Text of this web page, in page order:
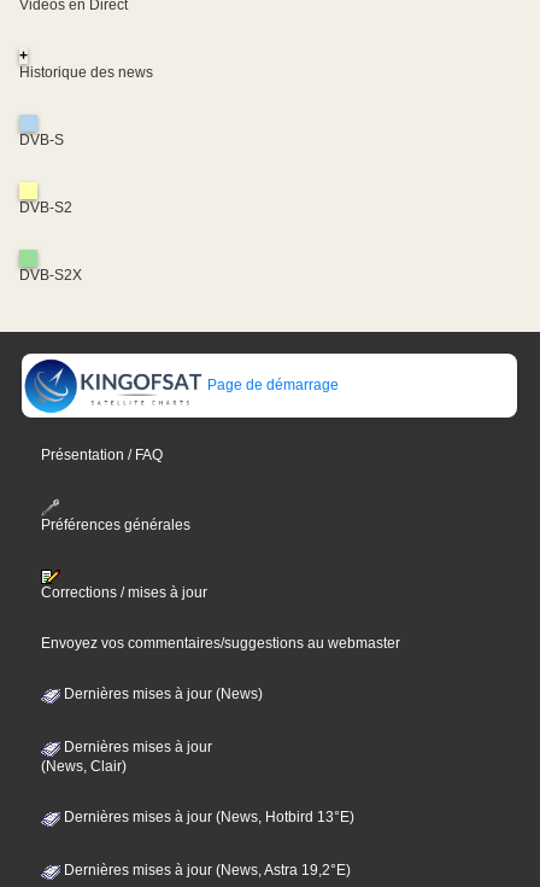
Vidéos en Direct
+
Historique des news
DVB-S
DVB-S2
DVB-S2X
Page de démarrage
Présentation / FAQ
Préférences générales
Corrections / mises à jour
Envoyez vos commentaires/suggestions au webmaster
Dernières mises à jour (News)
Dernières mises à jour
(News, Clair)
Dernières mises à jour (News, Hotbird 13°E)
Dernières mises à jour (News, Astra 19,2°E)